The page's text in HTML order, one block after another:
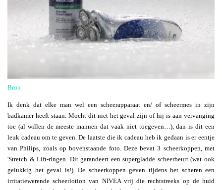
Bron
Ik denk dat elke man wel een scheerapparaat en/ of scheermes in zijn
badkamer heeft staan. Mocht dit niet het geval zijn of hij is aan vervanging
toe (al willen de meeste mannen dat vaak niet toegeven…), dan is dit een
leuk cadeau om te geven. De laatste die ik cadeau heb ik gedaan is er eentje
van Philips, zoals op bovenstaande foto. Deze bevat 3 scheerkoppen, met
'Stretch & Lift-ringen. Dit garandeert een supergladde scheerbeurt (wat ook
gelukkig het geval is!). De scheerkoppen geven tijdens het scheren een
irritatiewerende scheerlotion van NIVEA vrij die rechtstreeks op de huid